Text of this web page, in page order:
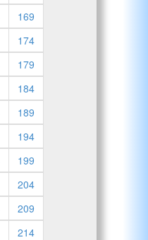
169
174
179
184
189
194
199
204
209
214